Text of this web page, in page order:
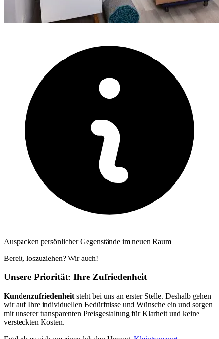
Auspacken persönlicher Gegenstände im neuen Raum
Bereit, loszuziehen? Wir auch!
Unsere Priorität: Ihre Zufriedenheit
Kundenzufriedenheit steht bei uns an erster Stelle. Deshalb gehen
wir auf Ihre individuellen Bedürfnisse und Wünsche ein und sorgen
mit unserer transparenten Preisgestaltung für Klarheit und keine
versteckten Kosten.